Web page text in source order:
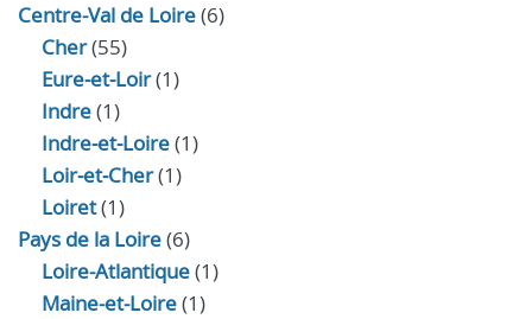
Centre-Val de Loire(6)
Cher(55)
Eure‑et‑Loir(1)
Indre(1)
Indre‑et‑Loire(1)
Loir‑et‑Cher(1)
Loiret(1)
Pays de la Loire(6)
Loire-Atlantique(1)
Maine-et-Loire(1)